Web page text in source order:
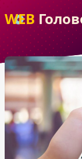
WEB